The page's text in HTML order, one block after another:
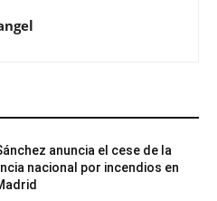
anuncia el cese de la
nacional por incendios en